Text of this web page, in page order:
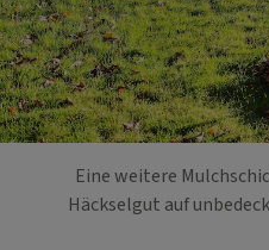
Eine weitere
Häckselgut auf